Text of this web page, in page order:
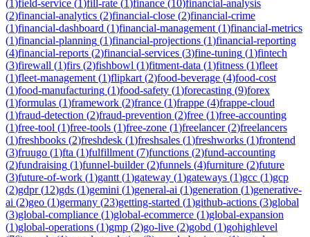
(1)field-service (1)fill-rate (1)finance (10)financial-analysis
(2)financial-analytics (2)financial-close (2)financial-crime
(1)financial-dashboard (1)financial-management (1)financial-metrics
(1)financial-planning (1)financial-projections (1)financial-reporting
(4)financial-reports (2)financial-services (3)fine-tuning (1)fintech
(3)firewall (1)firs (2)fishbowl (1)fitment-data (1)fitness (1)fleet
(1)fleet-management (1)flipkart (2)food-beverage (4)food-cost
(1)food-manufacturing (1)food-safety (1)forecasting (9)forex
(1)formulas (1)framework (2)france (1)frappe (4)frappe-cloud
(1)fraud-detection (2)fraud-prevention (2)free (1)free-accounting
(1)free-tool (1)free-tools (1)free-zone (1)freelancer(2)freelancers
(1)freshbooks (2)freshdesk (1)freshsales (1)freshworks (1)frontend
(3)fruugo (1)fta (1)fulfillment (7)functions (2)fund-accounting
(2)fundraising (1)funnel-builder(2)funnels (4)furniture (2)future
(3)future-of-work (1)gantt (1)gateway (1)gateways (1)gcc (1)gcp
(2)gdpr(12)gds (1)gemini (1)general-ai (1)generation (1)generative-
ai (2)geo (1)germany (23)getting-started (1)github-actions (3)global
(3)global-compliance (1)global-ecommerce (1)global-expansion
(1)global-operations (1)gmp (2)go-live (2)gobd (1)gohighlevel